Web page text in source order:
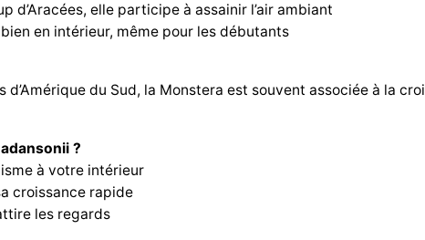
d’Aracées, elle participe à assainir l’air ambiant
en intérieur, même pour les débutants
du Sud, la Monstera est souvent associée à la
?
à votre intérieur
croissance rapide
les regards